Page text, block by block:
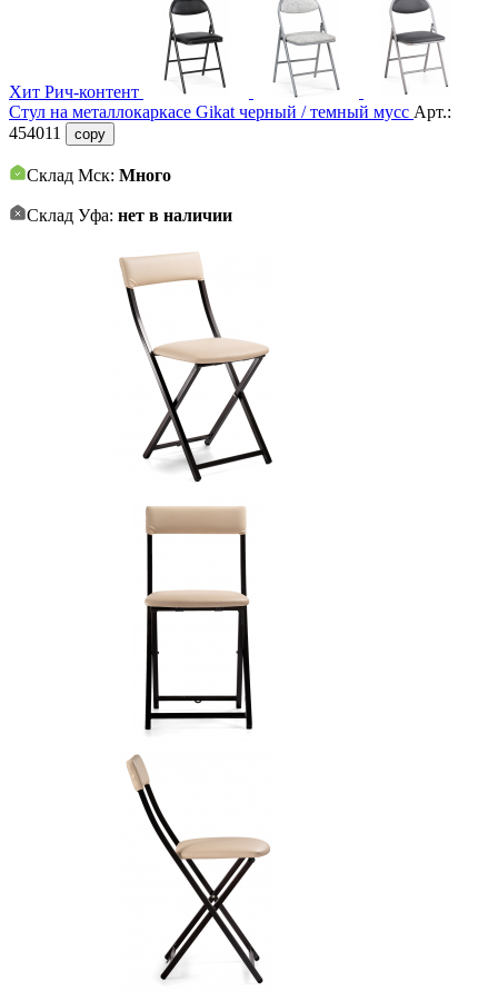
Хит Рич-контент
Стул на металлокаркасе Gikat черный / темный мусс Арт.:
454011
copy
Склад Мск: Много
Склад Уфа: нет в наличии